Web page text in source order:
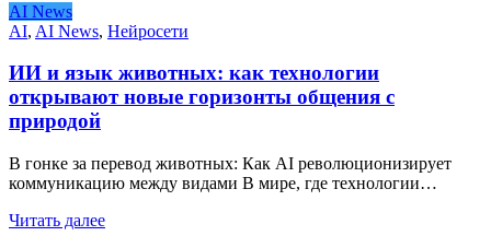
AI News
AI, AI News, Нейросети
ИИ и язык животных: как технологии
открывают новые горизонты общения с
природой
В гонке за перевод животных: Как AI революционизирует
коммуникацию между видами В мире, где технологии…
Читать далее